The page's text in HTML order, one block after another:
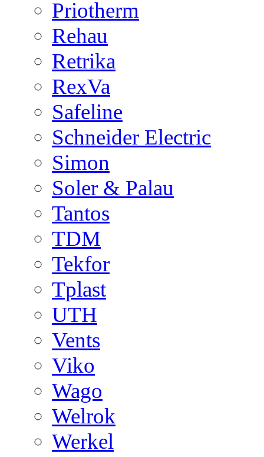
Priotherm
Rehau
Retrika
RexVa
Safeline
Schneider Electric
Simon
Soler & Palau
Tantos
TDM
Tekfor
Tplast
UTH
Vents
Viko
Wago
Welrok
Werkel